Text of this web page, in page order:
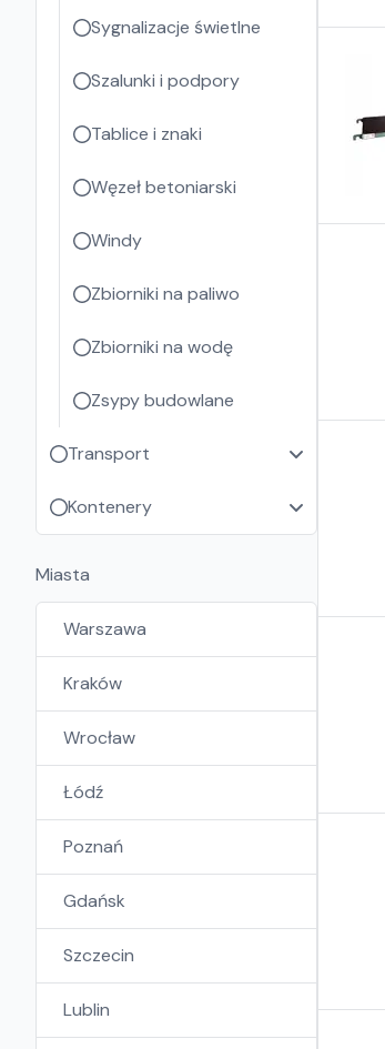
Sygnalizacje świetlne
Szalunki i podpory
Tablice i znaki
Węzeł betoniarski
Windy
Zbiorniki na paliwo
Zbiorniki na wodę
Zsypy budowlane
Transport
Kontenery
Miasta
Warszawa
Kraków
Wrocław
Łódź
Poznań
Gdańsk
Szczecin
Lublin